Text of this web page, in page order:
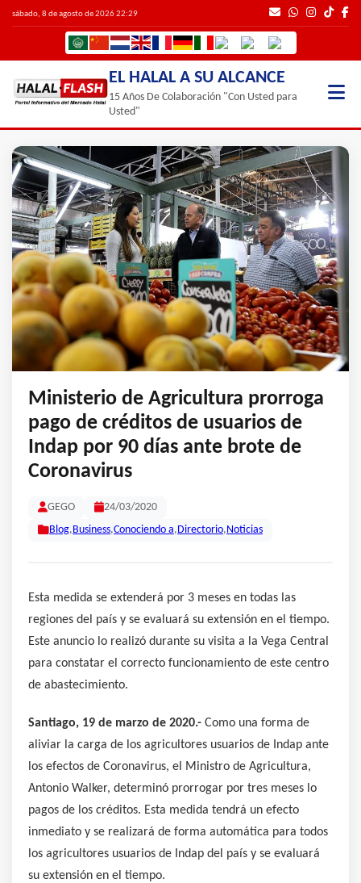
sábado, 8 de agosto de 2026 22:29
EL HALAL A SU ALCANCE
15 Años De Colaboración "Con Usted para
Usted"
Ministerio de Agricultura prorroga
pago de créditos de usuarios de
Indap por 90 días ante brote de
Coronavirus
GEGO 24/03/2020
Blog, Business,Conociendo a, Directorio, Noticias
Esta medida se extenderá por 3 meses en todas las
regiones del país y se evaluará su extensión en el tiempo.
Este anuncio lo realizó durante su visita a la Vega Central
para constatar el correcto funcionamiento de este centro
de abastecimiento.
Santiago, 19 de marzo de 2020.- Como una forma de
aliviar la carga de los agricultores usuarios de Indap ante
los efectos de Coronavirus, el Ministro de Agricultura,
Antonio Walker, determinó prorrogar por tres meses lo
pagos de los créditos. Esta medida tendrá un efecto
inmediato y se realizará de forma automática para todos
los agricultores usuarios de Indap del país y se evaluará
su extensión en el tiempo.